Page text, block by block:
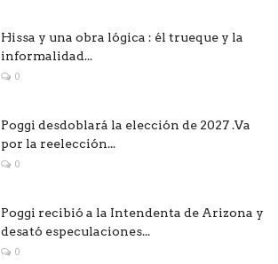
Hissa y una obra lógica : él trueque y la
informalidad...
0
Poggi desdoblará la elección de 2027 .Va
por la reelección...
0
Poggi recibió a la Intendenta de Arizona y
desató especulaciones...
0